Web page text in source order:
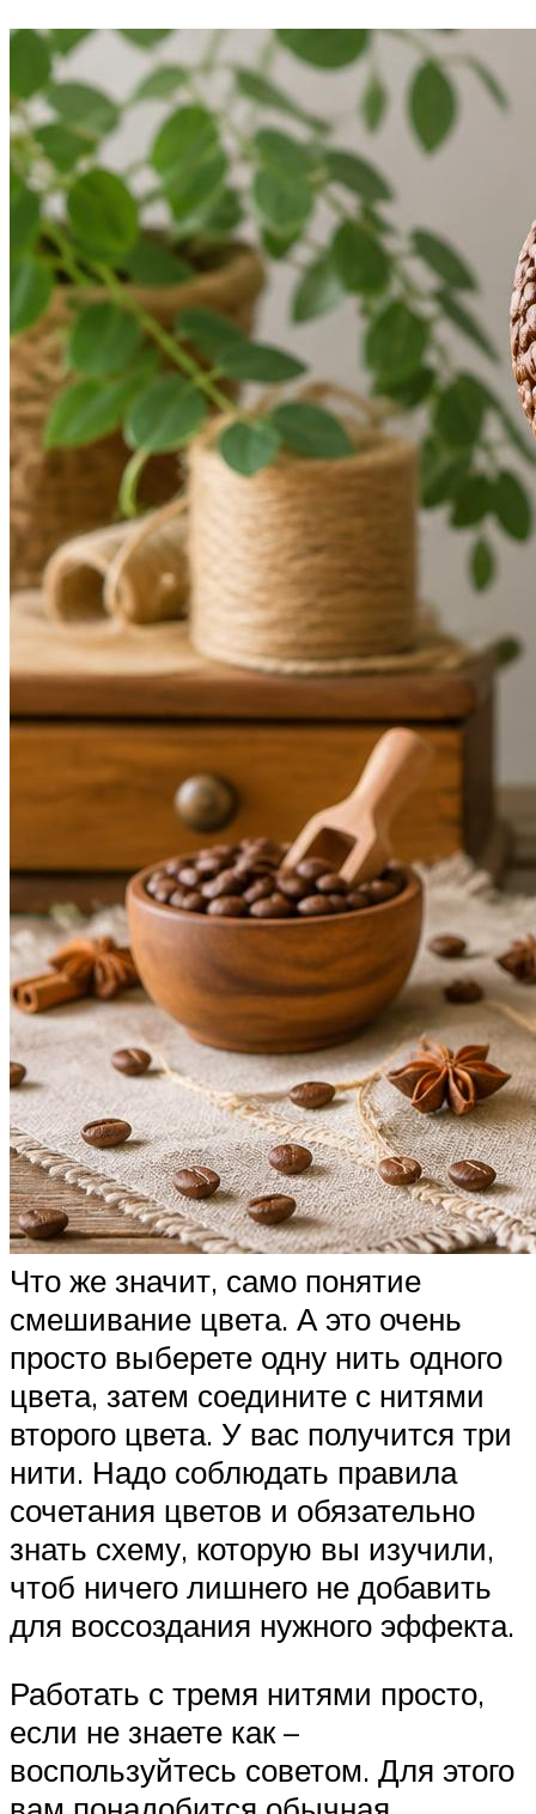
Что же значит, само понятие
смешивание цвета. А это очень
просто выберете одну нить одного
цвета, затем соедините с нитями
второго цвета. У вас получится три
нити. Надо соблюдать правила
сочетания цветов и обязательно
знать схему, которую вы изучили,
чтоб ничего лишнего не добавить
для воссоздания нужного эффекта.
Работать с тремя нитями просто,
если не знаете как –
воспользуйтесь советом. Для этого